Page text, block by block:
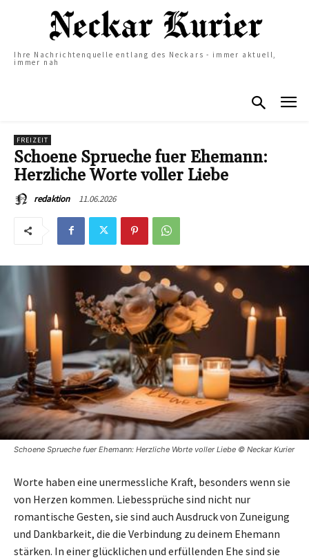
Ihre Nachrichtenquelle entlang des Neckars - immer aktuell,
immer nah
FREIZEIT
Schoene Sprueche fuer Ehemann:
Herzliche Worte voller Liebe
redaktion 11.06.2026
Schoene Sprueche fuer Ehemann: Herzliche Worte voller Liebe © Neckar Kurier
Worte haben eine unermessliche Kraft, besonders wenn sie
von Herzen kommen. Liebessprüche sind nicht nur
romantische Gesten, sie sind auch Ausdruck von Zuneigung
und Dankbarkeit, die die Verbindung zu deinem Ehemann
stärken. In einer glücklichen und erfüllenden Ehe sind sie